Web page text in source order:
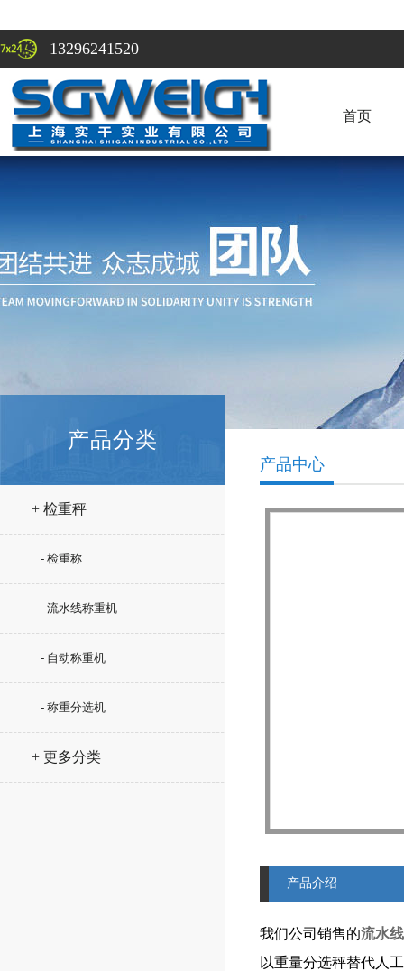
13296241520
首页
产品分类
+ 检重秤
- 检重称
- 流水线称重机
- 自动称重机
- 称重分选机
+ 更多分类
产品中心
产品介绍
我们公司销售的流水
以重量分选秤替代人